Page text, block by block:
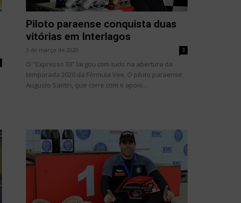
Piloto paraense conquista duas
vitórias em Interlagos
3 de março de 2020 3
O "Expresso 33” largou com tudo na abertura da
temporada 2020 da Fórmula Vee. O piloto paraense
Augusto Santin, que corre com o apoio...